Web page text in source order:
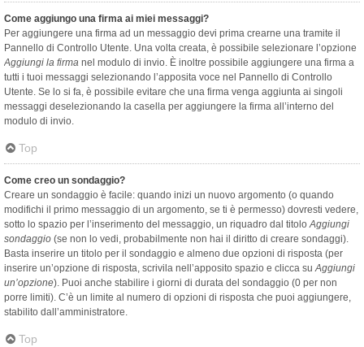
Come aggiungo una firma ai miei messaggi?
Per aggiungere una firma ad un messaggio devi prima crearne una tramite il
Pannello di Controllo Utente. Una volta creata, è possibile selezionare l’opzione
Aggiungi la firma nel modulo di invio. È inoltre possibile aggiungere una firma a
tutti i tuoi messaggi selezionando l’apposita voce nel Pannello di Controllo
Utente. Se lo si fa, è possibile evitare che una firma venga aggiunta ai singoli
messaggi deselezionando la casella per aggiungere la firma all’interno del
modulo di invio.
Top
Come creo un sondaggio?
Creare un sondaggio è facile: quando inizi un nuovo argomento (o quando
modifichi il primo messaggio di un argomento, se ti è permesso) dovresti vedere,
sotto lo spazio per l’inserimento del messaggio, un riquadro dal titoloAggiungi
sondaggio (se non lo vedi, probabilmente non hai il diritto di creare sondaggi).
Basta inserire un titolo per il sondaggio e almeno due opzioni di risposta (per
inserire un’opzione di risposta, scrivila nell’apposito spazio e clicca suAggiungi
un’opzione). Puoi anche stabilire i giorni di durata del sondaggio (0 per non
porre limiti). C’è un limite al numero di opzioni di risposta che puoi aggiungere,
stabilito dall’amministratore.
Top